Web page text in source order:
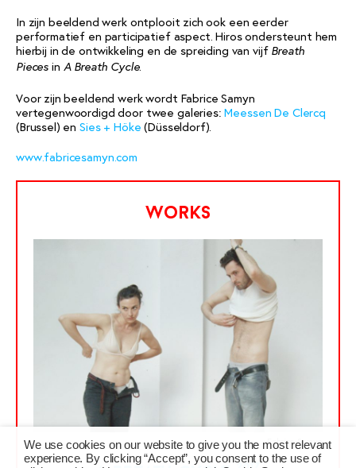
In zijn beeldend werk ontplooit zich ook een eerder
performatief en participatief aspect. Hiros ondersteunt hem
hierbij in de ontwikkeling en de spreiding van vijf Breath
Pieces in A Breath Cycle.
Voor zijn beeldend werk wordt Fabrice Samyn
vertegenwoordigd door twee galeries:Meessen De Clercq
(Brussel) enSies + Höke (Düsseldorf).
www.fabricesamyn.com
works
Fabrice Samyn
We use cookies on our website to give you the most relevant
experience. By clicking “Accept”, you consent to the use of